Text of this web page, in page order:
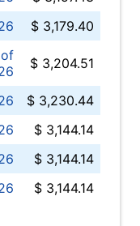
$ 3,179.40
$ 3,204.51
$ 3,230.44
$ 3,144.14
$ 3,144.14
$ 3,144.14